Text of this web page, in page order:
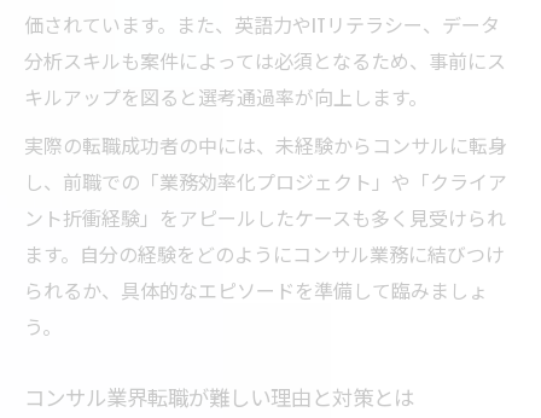
価されています。また、英語力やITリテラシー、データ
分析スキルも案件によっては必須となるため、事前にス
キルアップを図ると選考通過率が向上します。
実際の転職成功者の中には、未経験からコンサルに転身
し、前職での「業務効率化プロジェクト」や「クライア
ント折衝経験」をアピールしたケースも多く見受けられ
ます。自分の経験をどのようにコンサル業務に結びつけ
られるか、具体的なエピソードを準備して臨みましょ
う。
コンサル業界転職が難しい理由と対策とは